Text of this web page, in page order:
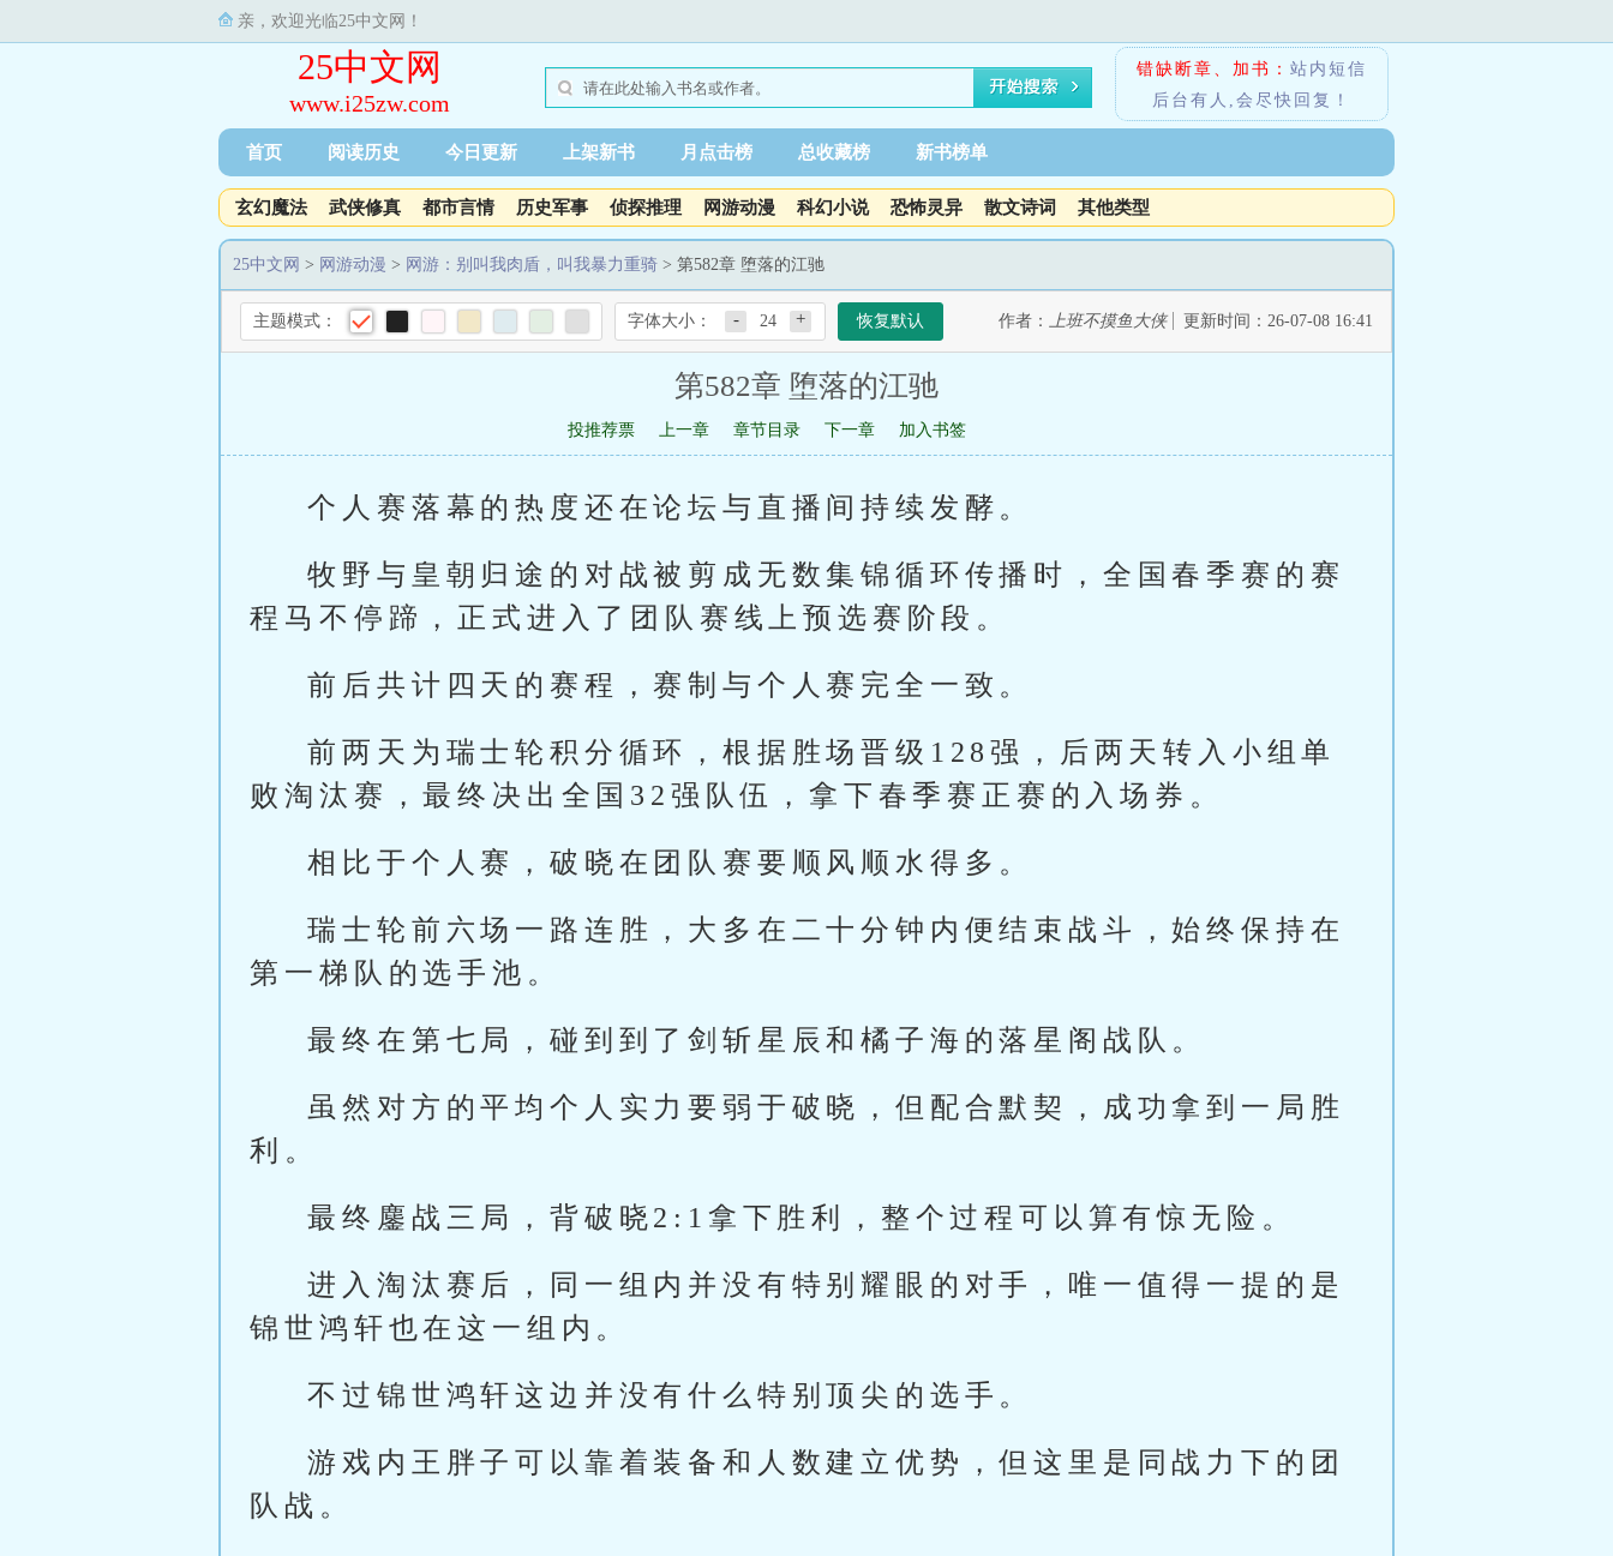
亲，欢迎光临25中文网！
25中文网
www.i25zw.com
错缺断章、加书： 站内短信
后台有人,会尽快回复！
首页 阅读历史 今日更新 上架新书 月点击榜 总收藏榜 新书榜单
玄幻魔法 武侠修真 都市言情 历史军事 侦探推理 网游动漫 科幻小说 恐怖灵异 散文诗词 其他类型
25中文网 > 网游动漫 > 网游：别叫我肉盾，叫我暴力重骑 > 第582章 堕落的江驰
主题模式： 字体大小： - 24 + 恢复默认 作者： 上班不摸鱼大侠 更新时间：26-07-08 16:41
第582章 堕落的江驰
投推荐票 上一章 章节目录 下一章 加入书签
个人赛落幕的热度还在论坛与直播间持续发酵。
牧野与皇朝归途的对战被剪成无数集锦循环传播时，全国春季赛的赛
程马不停蹄，正式进入了团队赛线上预选赛阶段。
前后共计四天的赛程，赛制与个人赛完全一致。
前两天为瑞士轮积分循环，根据胜场晋级128强，后两天转入小组单
败淘汰赛，最终决出全国32强队伍，拿下春季赛正赛的入场券。
相比于个人赛，破晓在团队赛要顺风顺水得多。
瑞士轮前六场一路连胜，大多在二十分钟内便结束战斗，始终保持在
第一梯队的选手池。
最终在第七局，碰到到了剑斩星辰和橘子海的落星阁战队。
虽然对方的平均个人实力要弱于破晓，但配合默契，成功拿到一局胜
利。
最终鏖战三局，背破晓2:1拿下胜利，整个过程可以算有惊无险。
进入淘汰赛后，同一组内并没有特别耀眼的对手，唯一值得一提的是
锦世鸿轩也在这一组内。
不过锦世鸿轩这边并没有什么特别顶尖的选手。
游戏内王胖子可以靠着装备和人数建立优势，但这里是同战力下的团
队战。